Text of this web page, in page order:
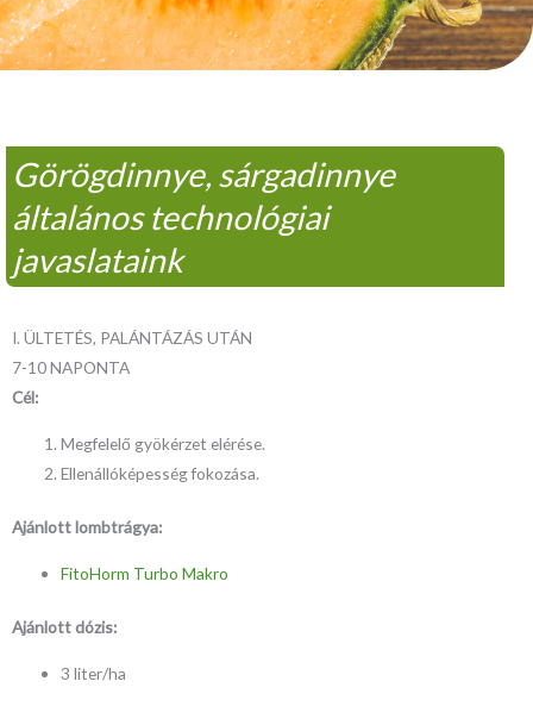
Görögdinnye, sárgadinnye
általános technológiai
javaslataink
I. ÜLTETÉS, PALÁNTÁZÁS UTÁN
7-10 NAPONTA
Cél:
Megfelelő gyökérzet elérése.
Ellenállóképesség fokozása.
Ajánlott lombtrágya:
FitoHorm Turbo Makro
Ajánlott dózis:
3 liter/ha